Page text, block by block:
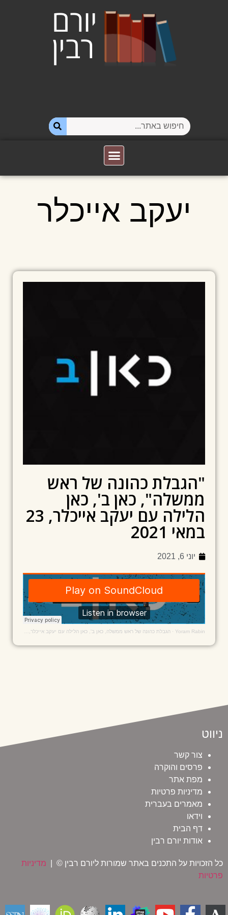
יעקב אייכלר
"הגבלת כהונה של ראש
ממשלה", כאן ב', כאן
הלילה עם יעקב אייכלר, 23
במאי 2021
יוני 6, 2021
Yoram Rabin
· הגבלת כהונה של ראש ממשלה, כאן ב', כאן הלילה עם יעקב אייכלר, 23 במאי 2021
ניווט
צור קשר
פרסים והוקרה
מפת אתר
מדיניות פרטיות
מאמרים בעברית
וידאו
דף הבית
אודות יורם רבין
כל הזכויות על התכנים באתר שמורות ליורם רבין © | מדיניות
פרטיות